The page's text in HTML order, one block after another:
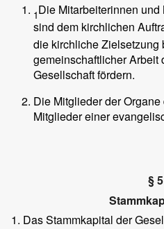
1Die Mitarbeiterinnen
sind dem kirchlichen
die kirchliche Zielsetzung
gemeinschaftlicher Arbeit
Gesellschaft fördern.
Die Mitglieder der
Mitglieder einer
§ 5
1. Das Stammkapital der